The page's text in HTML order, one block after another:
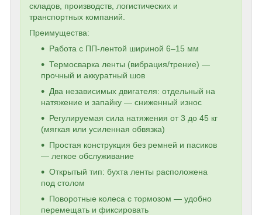
складов, производств, логистических и
транспортных компаний.
Преимущества:
Работа с ПП-лентой шириной 6–15 мм
Термосварка ленты (вибрация/трение) —
прочный и аккуратный шов
Два независимых двигателя: отдельный на
натяжение и запайку — сниженный износ
Регулируемая сила натяжения от 3 до 45 кг
(мягкая или усиленная обвязка)
Простая конструкция без ремней и пасиков
— легкое обслуживание
Открытый тип: бухта ленты расположена
под столом
Поворотные колеса с тормозом — удобно
перемещать и фиксировать